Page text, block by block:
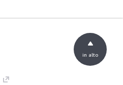
in alto